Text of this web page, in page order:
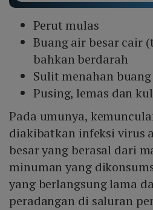
Perut mulas
Buang air besar cair
bahkan berdarah
Sulit menahan
Pusing, lemas dan
Pada umunya,
diakibatkan infeksi virus
besar yang berasal dari
minuman yang
yang berlangsung lama
peradangan di saluran